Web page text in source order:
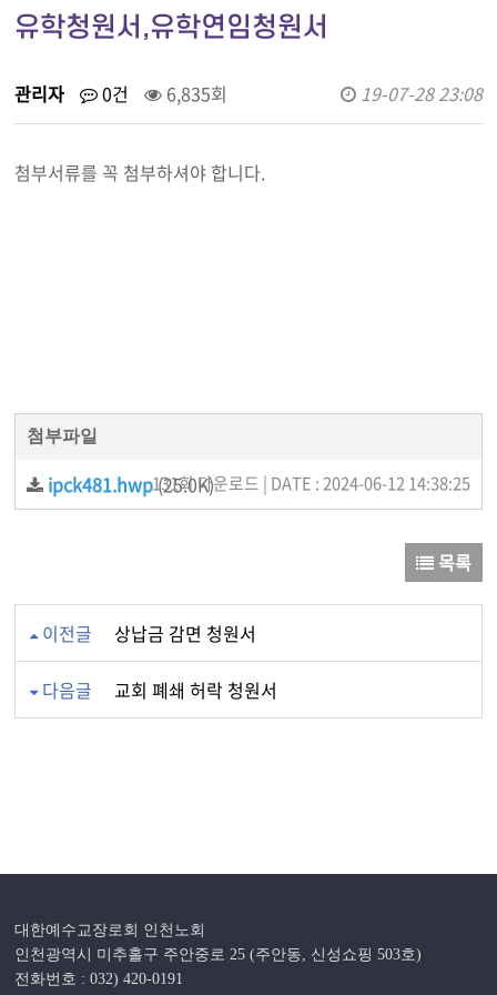
유학청원서,유학연임청원서
관리자 0건 6,835회 19-07-28 23:08
첨부서류를 꼭 첨부하셔야 합니다.
첨부파일
ipck481.hwp(25.0K)
131회 다운로드 | DATE : 2024-06-12 14:38:25
목록
이전글 상납금 감면 청원서
다음글 교회 폐쇄 허락 청원서
대한예수교장로회 인천노회
인천광역시 미추홀구 주안중로 25 (주안동, 신성쇼핑 503호)
전화번호 : 032) 420-0191